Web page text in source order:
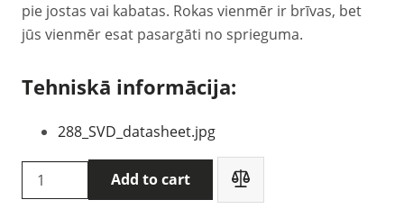
pie jostas vai kabatas. Rokas vienmēr ir brīvas, bet
jūs vienmēr esat pasargāti no sprieguma.
Tehniskā informācija:
288_SVD_datasheet.jpg
SEW
288
Add to cart